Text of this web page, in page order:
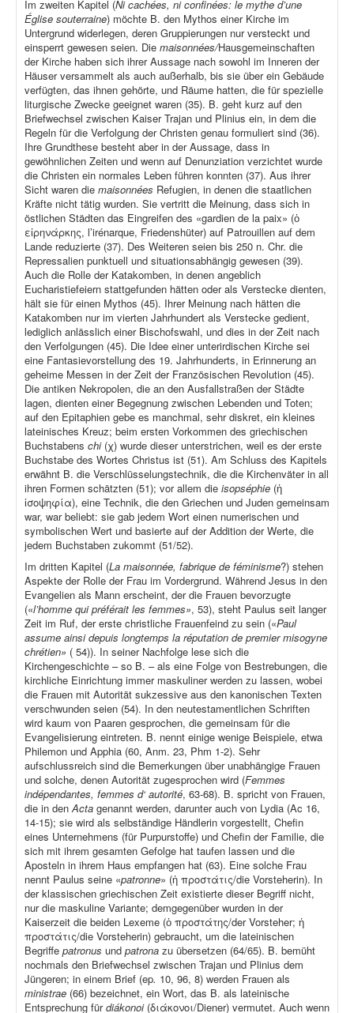
Im zweiten Kapitel (Ni cachées, ni confinées: le mythe d’une
Église souterraine) möchte B. den Mythos einer Kirche im
Untergrund widerlegen, deren Gruppierungen nur versteckt und
einsperrt gewesen seien. Die maisonnées/Hausgemeinschaften
der Kirche haben sich ihrer Aussage nach sowohl im Inneren der
Häuser versammelt als auch außerhalb, bis sie über ein Gebäude
verfügten, das ihnen gehörte, und Räume hatten, die für spezielle
liturgische Zwecke geeignet waren (35). B. geht kurz auf den
Briefwechsel zwischen Kaiser Trajan und Plinius ein, in dem die
Regeln für die Verfolgung der Christen genau formuliert sind (36).
Ihre Grundthese besteht aber in der Aussage, dass in
gewöhnlichen Zeiten und wenn auf Denunziation verzichtet wurde
die Christen ein normales Leben führen konnten (37). Aus ihrer
Sicht waren die maisonnées Refugien, in denen die staatlichen
Kräfte nicht tätig wurden. Sie vertritt die Meinung, dass sich in
östlichen Städten das Eingreifen des «gardien de la paix» (ὁ
εἰρηνάρκης, l’irénarque, Friedenshüter) auf Patrouillen auf dem
Lande reduzierte (37). Des Weiteren seien bis 250 n. Chr. die
Repressalien punktuell und situationsabhängig gewesen (39).
Auch die Rolle der Katakomben, in denen angeblich
Eucharistiefeiern stattgefunden hätten oder als Verstecke dienten,
hält sie für einen Mythos (45). Ihrer Meinung nach hätten die
Katakomben nur im vierten Jahrhundert als Verstecke gedient,
lediglich anlässlich einer Bischofswahl, und dies in der Zeit nach
den Verfolgungen (45). Die Idee einer unterirdischen Kirche sei
eine Fantasievorstellung des 19. Jahrhunderts, in Erinnerung an
geheime Messen in der Zeit der Französischen Revolution (45).
Die antiken Nekropolen, die an den Ausfallstraßen der Städte
lagen, dienten einer Begegnung zwischen Lebenden und Toten;
auf den Epitaphien gebe es manchmal, sehr diskret, ein kleines
lateinisches Kreuz; beim ersten Vorkommen des griechischen
Buchstabens chi (χ) wurde dieser unterstrichen, weil es der erste
Buchstabe des Wortes Christus ist (51). Am Schluss des Kapitels
erwähnt B. die Verschlüsselungstechnik, die die Kirchenväter in all
ihren Formen schätzten (51); vor allem die isopséphie (ἡ
ἰσοψηφία), eine Technik, die den Griechen und Juden gemeinsam
war, war beliebt: sie gab jedem Wort einen numerischen und
symbolischen Wert und basierte auf der Addition der Werte, die
jedem Buchstaben zukommt (51/52).
Im dritten Kapitel (La maisonnée, fabrique de féminisme?) stehen
Aspekte der Rolle der Frau im Vordergrund. Während Jesus in den
Evangelien als Mann erscheint, der die Frauen bevorzugte
(«l’homme qui préférait les femmes», 53), steht Paulus seit langer
Zeit im Ruf, der erste christliche Frauenfeind zu sein («Paul
assume ainsi depuis longtemps la réputation de premier misogyne
chrétien» ( 54)). In seiner Nachfolge lese sich die
Kirchengeschichte – so B. – als eine Folge von Bestrebungen, die
kirchliche Einrichtung immer maskuliner werden zu lassen, wobei
die Frauen mit Autorität sukzessive aus den kanonischen Texten
verschwunden seien (54). In den neutestamentlichen Schriften
wird kaum von Paaren gesprochen, die gemeinsam für die
Evangelisierung eintreten. B. nennt einige wenige Beispiele, etwa
Philemon und Apphia (60, Anm. 23, Phm 1-2). Sehr
aufschlussreich sind die Bemerkungen über unabhängige Frauen
und solche, denen Autorität zugesprochen wird (Femmes
indépendantes, femmes d‘ autorité, 63-68). B. spricht von Frauen,
die in denActa genannt werden, darunter auch von Lydia (Ac 16,
14-15); sie wird als selbständige Händlerin vorgestellt, Chefin
eines Unternehmens (für Purpurstoffe) und Chefin der Familie, die
sich mit ihrem gesamten Gefolge hat taufen lassen und die
Aposteln in ihrem Haus empfangen hat (63). Eine solche Frau
nennt Paulus seine «patronne» (ἡ προστάτις/die Vorsteherin). In
der klassischen griechischen Zeit existierte dieser Begriff nicht,
nur die maskuline Variante; demgegenüber wurden in der
Kaiserzeit die beiden Lexeme (ὁ προστάτης/der Vorsteher; ἡ
προστάτις/die Vorsteherin) gebraucht, um die lateinischen
Begriffe patronus und patrona zu übersetzen (64/65). B. bemüht
nochmals den Briefwechsel zwischen Trajan und Plinius dem
Jüngeren; in einem Brief (ep. 10, 96, 8) werden Frauen als
ministrae (66) bezeichnet, ein Wort, das B. als lateinische
Entsprechung fürdiákonoi (διάκονοι/Diener) vermutet. Auch wenn